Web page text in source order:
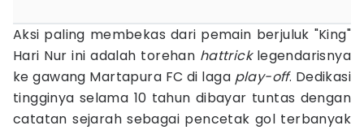
Aksi paling membekas dari pemain berjuluk "King"
Hari Nur ini adalah torehan hattricklegendarisnya
ke gawang Martapura FC di laga play-off. Dedikasi
tingginya selama 10 tahun dibayar tuntas dengan
catatan sejarah sebagai pencetak gol terbanyak